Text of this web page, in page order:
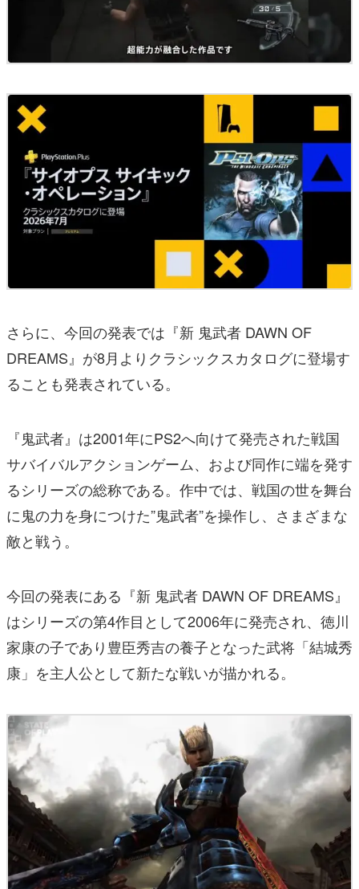
さらに、今回の発表では『新 鬼武者 DAWN OF
DREAMS』が8月よりクラシックスカタログに登場す
ることも発表されている。
『鬼武者』は2001年にPS2へ向けて発売された戦国
サバイバルアクションゲーム、および同作に端を発す
るシリーズの総称である。作中では、戦国の世を舞台
に鬼の力を身につけた”鬼武者”を操作し、さまざまな
敵と戦う。
今回の発表にある『新 鬼武者 DAWN OF DREAMS』
はシリーズの第4作目として2006年に発売され、徳川
家康の子であり豊臣秀吉の養子となった武将「結城秀
康」を主人公として新たな戦いが描かれる。